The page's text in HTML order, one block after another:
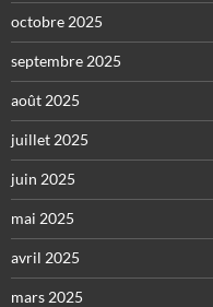
octobre 2025
septembre 2025
août 2025
juillet 2025
juin 2025
mai 2025
avril 2025
mars 2025